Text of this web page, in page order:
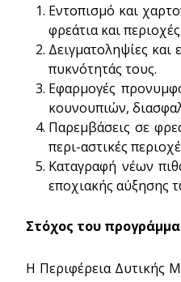
Εντοπισμό και
φρεάτια και
Δειγματοληψίες
πυκνότητάς τους.
Εφαρμογές
κουνουπιών,
Παρεμβάσεις σε
περι-αστικές
Καταγραφή νέων
εποχιακής αύξησης
Στόχος του
Η Περιφέρεια Δυτικής